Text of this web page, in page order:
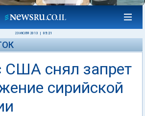
23 ИЮЛЯ 2013 05:21
США снял запрет
сирийской